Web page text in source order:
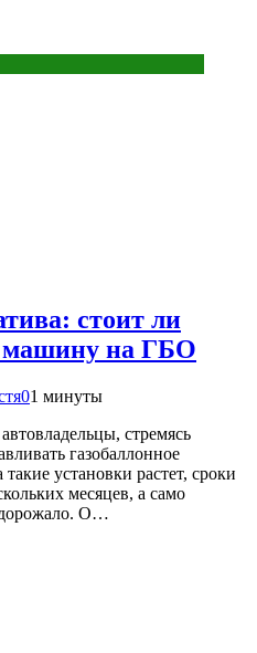
стоит ли
машину на ГБО
01 минуты
стремясь
газобаллонное
установки растет, сроки
месяцев, а само
О…